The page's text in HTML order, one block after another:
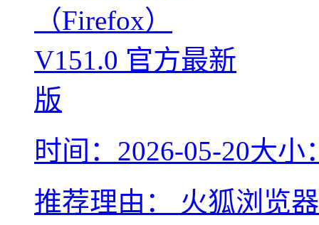
时间：2026-05-20大小
推荐理由：
火狐浏览